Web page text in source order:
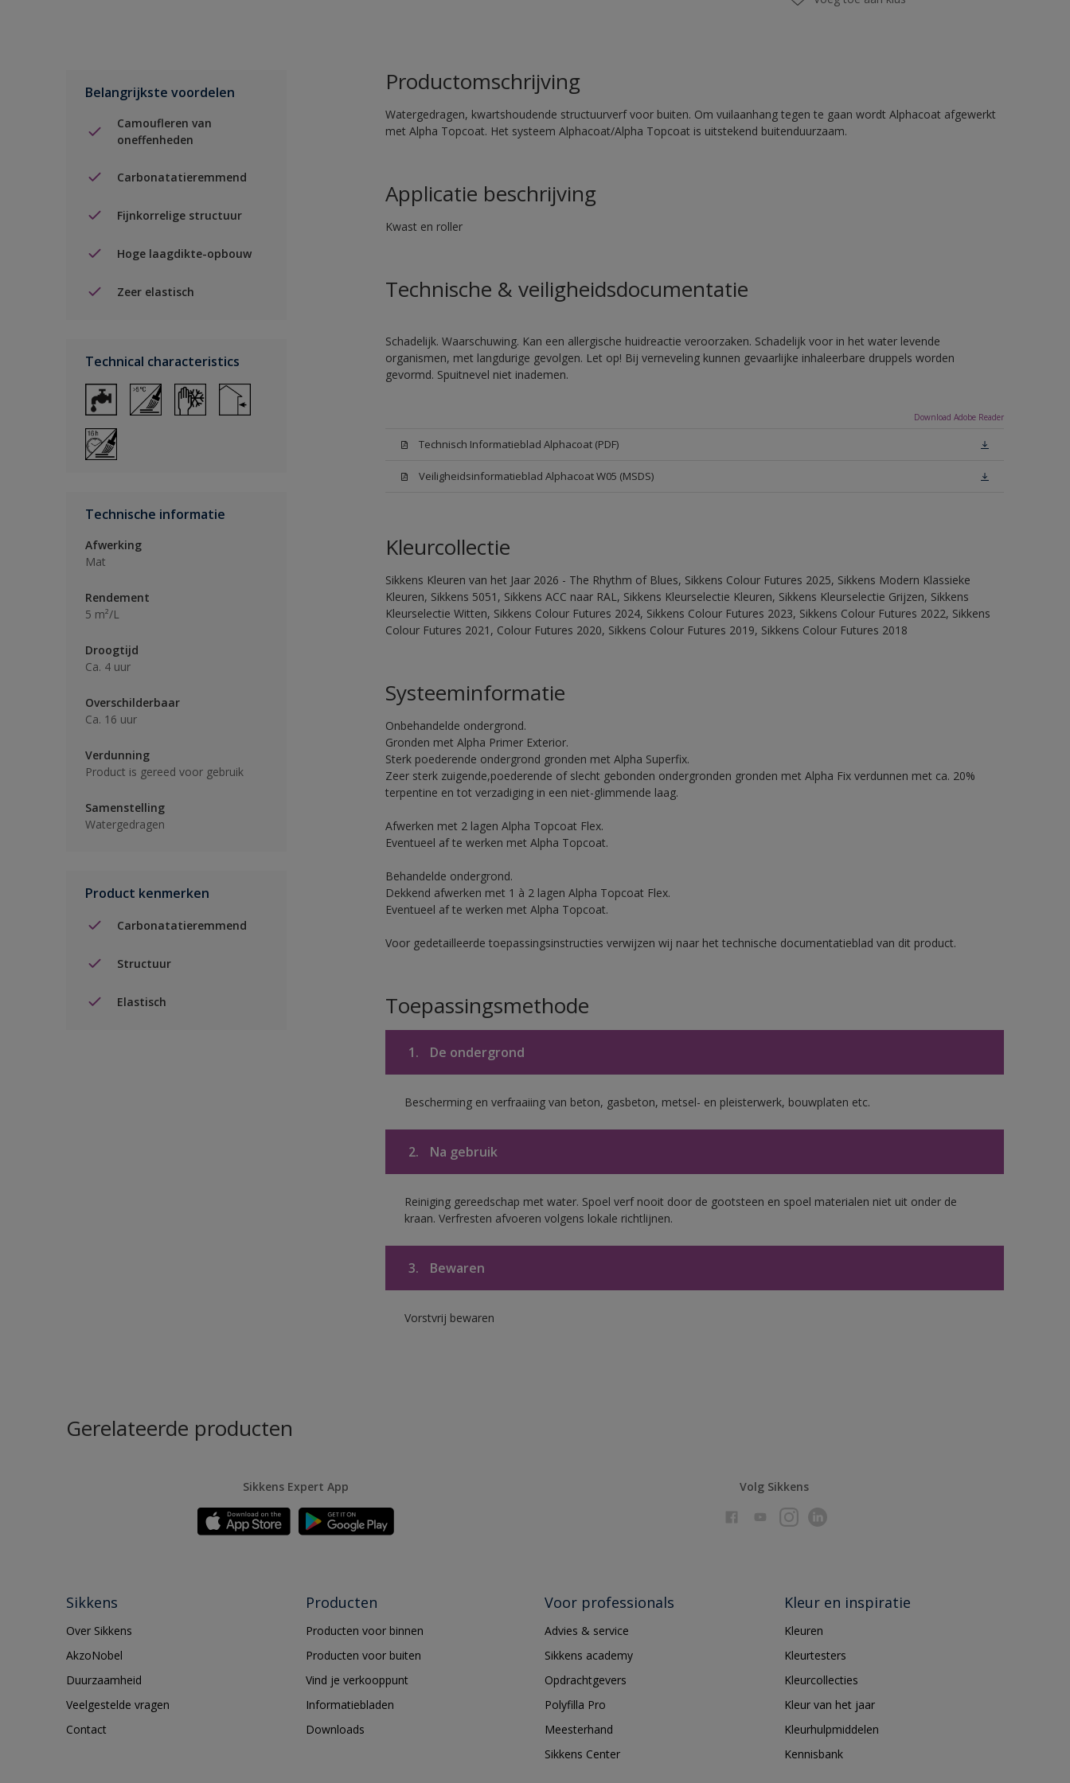
Belangrijkste voordelen
Camoufleren van
oneffenheden
Carbonatatieremmend
Fijnkorrelige structuur
Hoge laagdikte-opbouw
Zeer elastisch
Technical characteristics
Technische informatie
Afwerking
Mat
Rendement
5 m²/L
Droogtijd
Ca. 4 uur
Overschilderbaar
Ca. 16 uur
Verdunning
Product is gereed voor gebruik
Samenstelling
Watergedragen
Product kenmerken
Carbonatatieremmend
Structuur
Elastisch
Productomschrijving
Watergedragen, kwartshoudende structuurverf voor buiten. Om vuilaanhang tegen te gaan wordt Alphacoat afgewerkt
met Alpha Topcoat. Het systeem Alphacoat/Alpha Topcoat is uitstekend buitenduurzaam.
Applicatie beschrijving
Kwast en roller
Technische & veiligheidsdocumentatie
Schadelijk. Waarschuwing. Kan een allergische huidreactie veroorzaken. Schadelijk voor in het water levende
organismen, met langdurige gevolgen. Let op! Bij verneveling kunnen gevaarlijke inhaleerbare druppels worden
gevormd. Spuitnevel niet inademen.
Download Adobe Reader
Technisch Informatieblad Alphacoat (PDF)
Veiligheidsinformatieblad Alphacoat W05 (MSDS)
Kleurcollectie
Sikkens Kleuren van het Jaar 2026 - The Rhythm of Blues, Sikkens Colour Futures 2025, Sikkens Modern Klassieke
Kleuren, Sikkens 5051, Sikkens ACC naar RAL, Sikkens Kleurselectie Kleuren, Sikkens Kleurselectie Grijzen, Sikkens
Kleurselectie Witten, Sikkens Colour Futures 2024, Sikkens Colour Futures 2023, Sikkens Colour Futures 2022, Sikkens
Colour Futures 2021, Colour Futures 2020, Sikkens Colour Futures 2019, Sikkens Colour Futures 2018
Systeeminformatie
Onbehandelde ondergrond.
Gronden met Alpha Primer Exterior.
Sterk poederende ondergrond gronden met Alpha Superfix.
Zeer sterk zuigende,poederende of slecht gebonden ondergronden gronden met Alpha Fix verdunnen met ca. 20%
terpentine en tot verzadiging in een niet-glimmende laag.
Afwerken met 2 lagen Alpha Topcoat Flex.
Eventueel af te werken met Alpha Topcoat.
Behandelde ondergrond.
Dekkend afwerken met 1 à 2 lagen Alpha Topcoat Flex.
Eventueel af te werken met Alpha Topcoat.
Voor gedetailleerde toepassingsinstructies verwijzen wij naar het technische documentatieblad van dit product.
Toepassingsmethode
1. De ondergrond
Bescherming en verfraaiing van beton, gasbeton, metsel- en pleisterwerk, bouwplaten etc.
2. Na gebruik
Reiniging gereedschap met water. Spoel verf nooit door de gootsteen en spoel materialen niet uit onder de
kraan. Verfresten afvoeren volgens lokale richtlijnen.
3. Bewaren
Vorstvrij bewaren
Gerelateerde producten
Sikkens Expert App Volg Sikkens
Sikkens
Over Sikkens
AkzoNobel
Duurzaamheid
Veelgestelde vragen
Contact
Producten
Producten voor binnen
Producten voor buiten
Vind je verkooppunt
Informatiebladen
Downloads
Voor professionals
Advies & service
Sikkens academy
Opdrachtgevers
Polyfilla Pro
Meesterhand
Sikkens Center
Kleur en inspiratie
Kleuren
Kleurtesters
Kleurcollecties
Kleur van het jaar
Kleurhulpmiddelen
Kennisbank